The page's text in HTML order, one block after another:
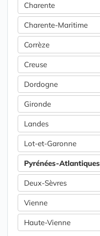
Charente
Charente-Maritime
Corrèze
Creuse
Dordogne
Gironde
Landes
Lot-et-Garonne
Pyrénées-Atlantiques
Deux-Sèvres
Vienne
Haute-Vienne